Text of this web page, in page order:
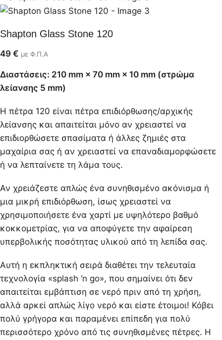
Shapton Glass Stone 120
49 € με Φ.Π.Α
Διαστάσεις: 210 mm × 70 mm × 10 mm (στρώμα
λείανσης 5 mm)
Η πέτρα 120 είναι πέτρα επιδιόρθωσης/αρχικής
λείανσης και απαιτείται μόνο αν χρειαστεί να
επιδιορθώσετε σπασίματα ή άλλες ζημιές στα
μαχαίρια σας ή αν χρειαστεί να επαναδιαμορφώσετε
ή να λεπταίνετε τη λάμα τους.
Αν χρειάζεστε απλώς ένα συνηθισμένο ακόνισμα ή
μια μικρή επιδιόρθωση, ίσως χρειαστεί να
χρησιμοποιήσετε ένα χαρτί με υψηλότερο βαθμό
κοκκομετρίας, για να αποφύγετε την αφαίρεση
υπερβολικής ποσότητας υλικού από τη λεπίδα σας.
Αυτή η εκπληκτική σειρά διαθέτει την τελευταία
τεχνολογία «splash ‘n go», που σημαίνει ότι δεν
απαιτείται εμβάπτιση σε νερό πριν από τη χρήση,
αλλά αρκεί απλώς λίγο νερό και είστε έτοιμοι! Κόβει
πολύ γρήγορα και παραμένει επίπεδη για πολύ
περισσότερο χρόνο από τις συνηθισμένες πέτρες. Η